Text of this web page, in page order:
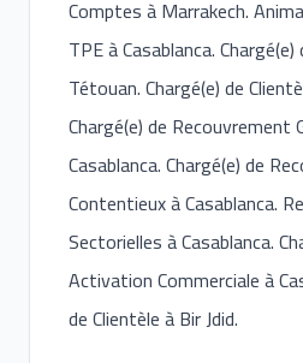
Comptes à Marrakech.
TPE à Casablanca.
Tétouan. Chargé(e) de
Chargé(e) de Recouvrement
Casablanca. Chargé(e) de
Contentieux à Casablanca.
Sectorielles à Casablanca.
Activation Commerciale à
de Clientèle à Bir Jdid.